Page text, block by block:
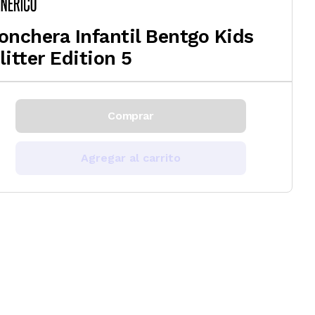
Infantil Bentgo Kids
Edition 5
Comprar
Agregar al carrito